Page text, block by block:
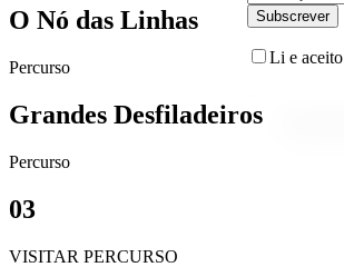
O Nó das Linhas
Percurso
Grandes Desfiladeiros
Percurso
03
VISITAR PERCURSO
Li e aceito